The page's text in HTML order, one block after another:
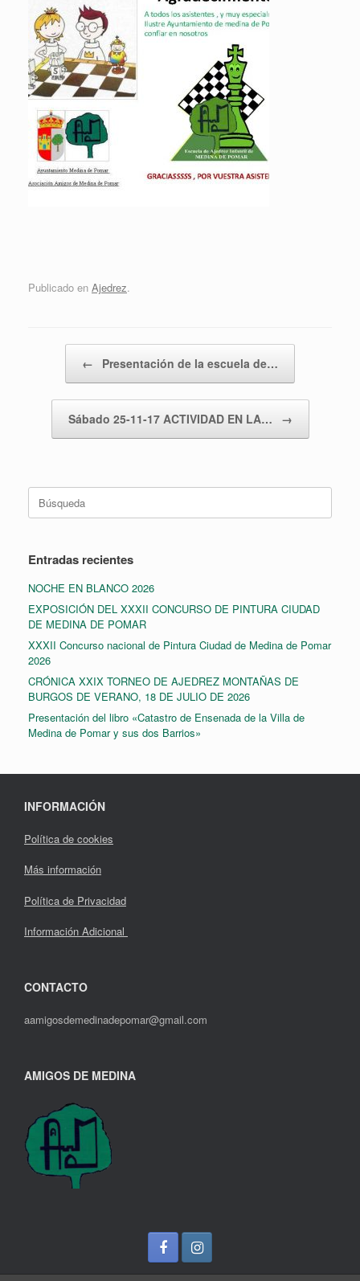
Publicado en Ajedrez.
← Presentación de la escuela de…
Sábado 25-11-17 ACTIVIDAD EN LA… →
Buscar:
Entradas recientes
NOCHE EN BLANCO 2026
EXPOSICIÓN DEL XXXII CONCURSO DE PINTURA CIUDAD
DE MEDINA DE POMAR
XXXII Concurso nacional de Pintura Ciudad de Medina de Pomar
2026
CRÓNICA XXIX TORNEO DE AJEDREZ MONTAÑAS DE
BURGOS DE VERANO, 18 DE JULIO DE 2026
Presentación del libro «Catastro de Ensenada de la Villa de
Medina de Pomar y sus dos Barrios»
INFORMACIÓN
Política de cookies
Más información
Política de Privacidad
Información Adicional
CONTACTO
aamigosdemedinadepomar@gmail.com
AMIGOS DE MEDINA